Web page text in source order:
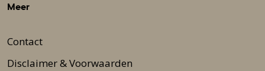
Meer
Contact
Disclaimer & Voorwaarden